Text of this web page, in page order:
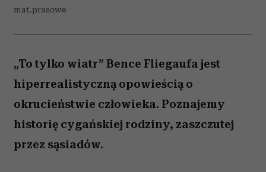
mat.prasowe
„To tylko wiatr” Bence Fliegaufa jest
hiperrealistyczną opowieścią o
okrucieństwie człowieka. Poznajemy
historię cygańskiej rodziny, zaszczutej
przez sąsiadów.